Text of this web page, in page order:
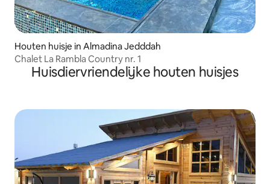
Houten huisje in Almadina Jedddah
Chalet La Rambla Country nr. 1
Huisdiervriendelijke houten huisjes